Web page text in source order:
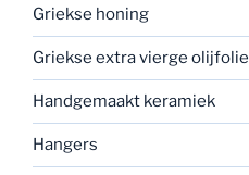
Griekse honing
Griekse extra vierge olijfolie
Handgemaakt keramiek
Hangers